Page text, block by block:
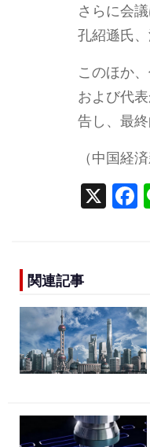
さらに会
孔紹遜氏
このほか
および代
告し、最
（中国経
X F
o
o
k
関連記事